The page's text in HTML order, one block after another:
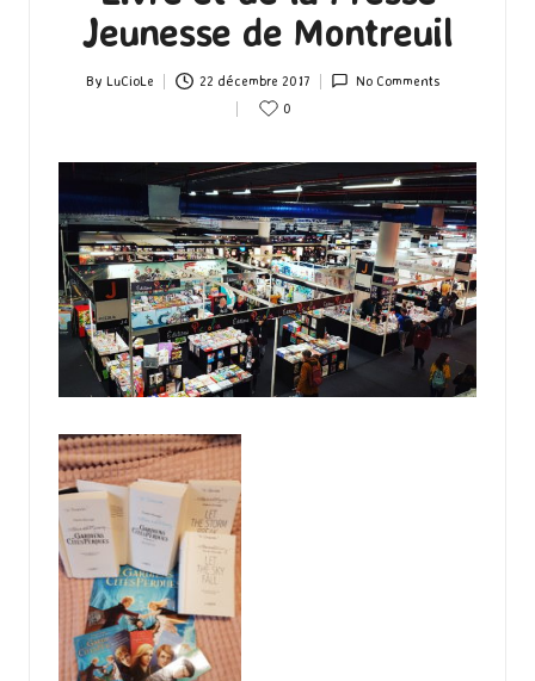
Jeunesse de Montreuil
Posted
By LuCioLe 22 décembre 2017
No Comments
0